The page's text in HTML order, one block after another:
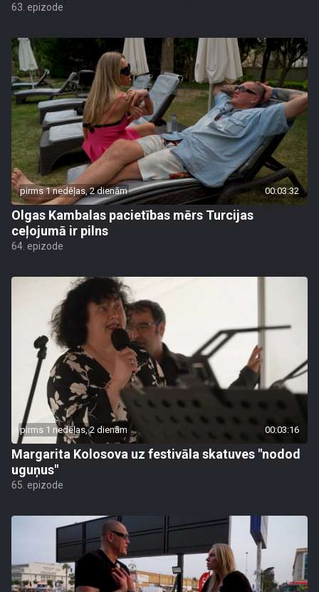
63. epizode
pirms 1 nedēļas, 2 dienām 00:03:32
Olgas Kambalas pacietības mērs Turcijas
ceļojumā ir pilns
64. epizode
pirms 1 nedēļas, 2 dienām 00:03:16
Margarita Kolosova uz festivāla skatuves "nodod
uguņus"
65. epizode